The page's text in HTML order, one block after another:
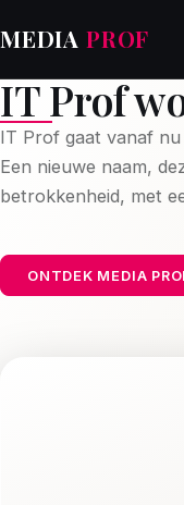
MEDIA PROF
IT Prof
IT Prof gaat vanaf
Een nieuwe naam,
betrokkenheid, met
ONTDEK MEDIA